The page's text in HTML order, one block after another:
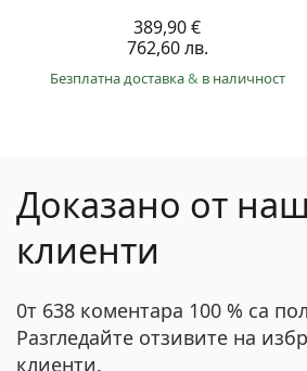
389,90 €
762,60 лв.
Безплатна доставка& в наличност
Доказано от
клиенти
0т 638 коментара 100 % са
Разгледайте отзивите на
клиенти.